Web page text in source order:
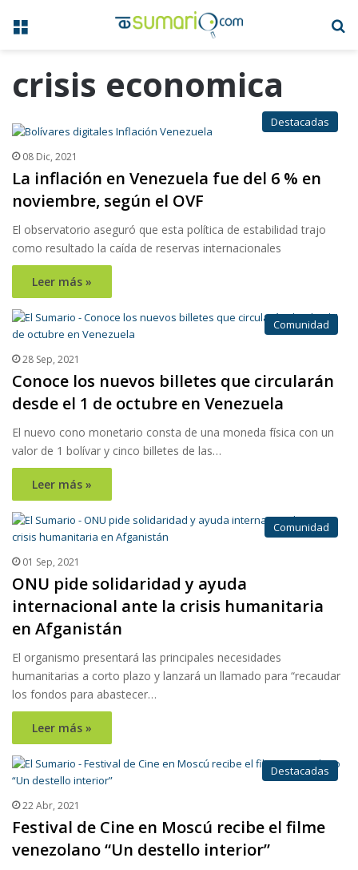
Menú
crisis economica
Destacadas
08 Dic, 2021
La inflación en Venezuela fue del 6 % en
noviembre, según el OVF
El observatorio aseguró que esta política de estabilidad trajo
como resultado la caída de reservas internacionales
Leer más »
Comunidad
28 Sep, 2021
Conoce los nuevos billetes que circularán
desde el 1 de octubre en Venezuela
El nuevo cono monetario consta de una moneda física con un
valor de 1 bolívar y cinco billetes de las…
Leer más »
Comunidad
01 Sep, 2021
ONU pide solidaridad y ayuda
internacional ante la crisis humanitaria
en Afganistán
El organismo presentará las principales necesidades
humanitarias a corto plazo y lanzará un llamado para “recaudar
los fondos para abastecer…
Leer más »
Destacadas
22 Abr, 2021
Festival de Cine en Moscú recibe el filme
venezolano “Un destello interior”